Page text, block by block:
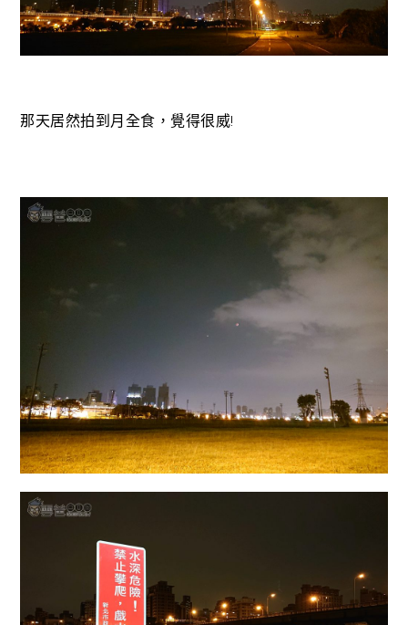
那天居然拍到月全食，覺得很威!